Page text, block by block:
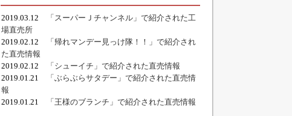
2019.03.12
「スーパーＪチャンネル」で紹介された工
場直売所
2019.02.12
「帰れマンデー見っけ隊！！」で紹介され
た直売情報
2019.02.12
「シューイチ」で紹介された直売情報
2019.01.21
「ぶらぶらサタデー」で紹介された直売情
報
2019.01.21
「王様のブランチ」で紹介された直売情報